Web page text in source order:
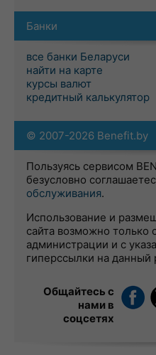
Банки
все банки Беларуси
найти на карте
курсы валют
кредитный калькулятор
© 2007-2026 Benefit.by
Пользуясь сервисом
безусловно
обслуживания.
Использование и
сайта возможно только
администрации и с
гиперссылки на данный
Общайтесь с
нами в
соцсетях